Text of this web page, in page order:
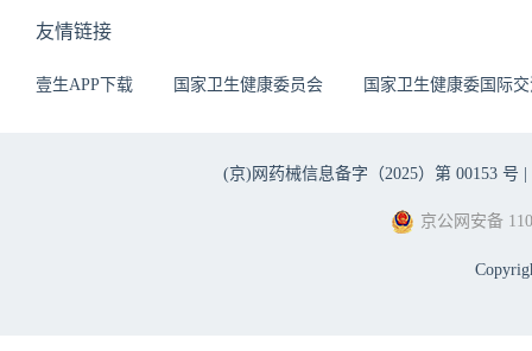
友情链接
壹生APP下载 国家卫生健康委员会 国家卫生健康委国际
(京)网药械信息备字（2025）第 00153 号 |
京公网安备